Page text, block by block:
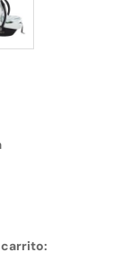
carrito: